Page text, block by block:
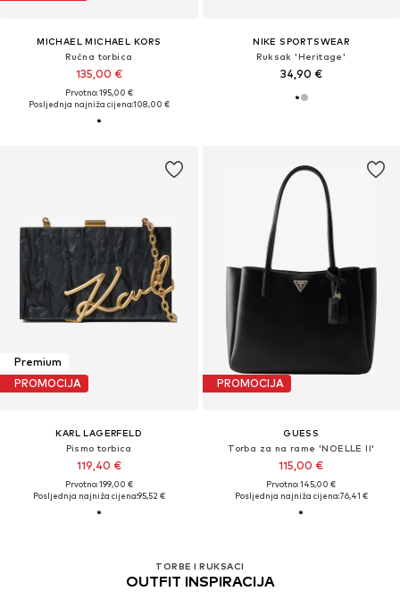
MICHAEL MICHAEL KORS
Ručna torbica
135,00 €
Prvotno: 195,00 €
Posljednja najniža cijena:108,00 €
NIKE SPORTSWEAR
Ruksak 'Heritage'
34,90 €
Premium
PROMOCIJA
KARL LAGERFELD
Pismo torbica
119,40 €
Prvotno: 199,00 €
Posljednja najniža cijena:95,52 €
PROMOCIJA
GUESS
Torba za na rame 'NOELLE II'
115,00 €
Prvotno: 145,00 €
Posljednja najniža cijena:76,41 €
TORBE I RUKSACI
OUTFIT INSPIRACIJA